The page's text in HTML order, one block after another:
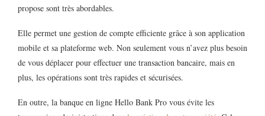
propose sont très abordables.
Elle permet une gestion de compte efficiente grâce à son application
mobile et sa plateforme web. Non seulement vous n’avez plus besoin
de vous déplacer pour effectuer une transaction bancaire, mais en
plus, les opérations sont très rapides et sécurisées.
En outre, la banque en ligne Hello Bank Pro vous évite les